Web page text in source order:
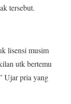
tersebut.
lisensi musim
utk bertemu
Ujar pria yang